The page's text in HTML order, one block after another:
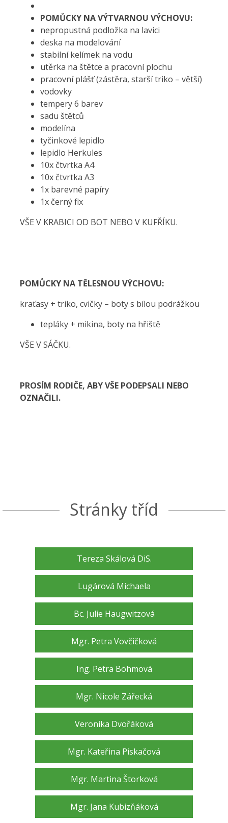
POMŮCKY NA VÝTVARNOU VÝCHOVU:
nepropustná podložka na lavici
deska na modelování
stabilní kelímek na vodu
utěrka na štětce a pracovní plochu
pracovní plášť (zástěra, starší triko – větší)
vodovky
tempery 6 barev
sadu štětců
modelína
tyčinkové lepidlo
lepidlo Herkules
10x čtvrtka A4
10x čtvrtka A3
1x barevné papíry
1x černý fix
VŠE V KRABICI OD BOT NEBO V KUFŘÍKU.
POMŮCKY NA TĚLESNOU VÝCHOVU:
kraťasy + triko, cvičky – boty s bílou podrážkou
tepláky + mikina, boty na hřiště
VŠE V SÁČKU.
PROSÍM RODIČE, ABY VŠE PODEPSALI NEBO
OZNAČILI.
Stránky tříd
Tereza Skálová DiS.
Lugárová Michaela
Bc. Julie Haugwitzová
Mgr. Petra Vovčičková
Ing. Petra Böhmová
Mgr. Nicole Zářecká
Veronika Dvořáková
Mgr. Kateřina Piskačová
Mgr. Martina Štorková
Mgr. Jana Kubizňáková